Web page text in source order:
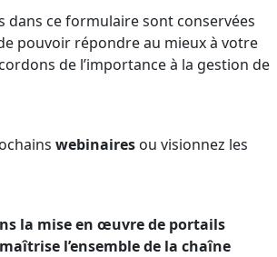
dans ce formulaire sont conservées
pouvoir répondre au mieux à votre
de l’importance à la gestion de
webinaires ou visionnez les
la mise en œuvre de portails
l’ensemble de la chaîne